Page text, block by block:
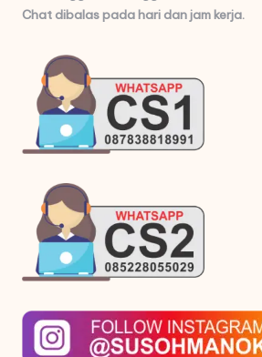
Chat dibalas pada hari dan jam kerja.